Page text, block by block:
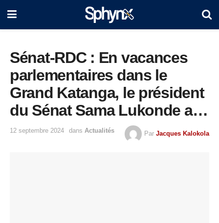
Sénat-RDC : En vacances
parlementaires dans le
Grand Katanga, le président
du Sénat Sama Lukonde a
recueilli toutes les
préoccupations de sa base
12 septembre 2024 dans Actualités Par Jacques Kalokola